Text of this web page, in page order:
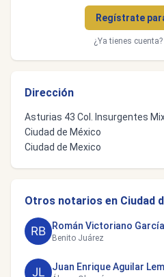
Regístrate
¿Ya tienes cuenta?
Dirección
Asturias 43 Col. Insurgentes
Ciudad de México
Ciudad de Mexico
Otros notarios en Ciudad
Román Victoriano
Benito Juárez
Juan Enrique Aguilar